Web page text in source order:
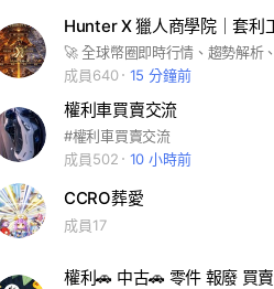
成員640
15 分鐘前
權利車買賣交流
#權利車買賣交流
成員502
10 小時前
CCRO葬愛
成員17
權利🚗 中古🚗 零件 報廢 買賣